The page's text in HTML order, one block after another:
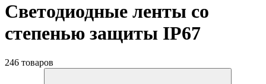
Светодиодные ленты со
степенью защиты IP67
246 товаров